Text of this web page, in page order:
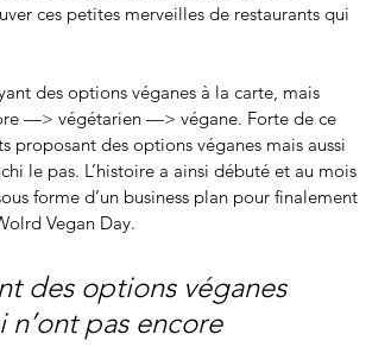
ces petites merveilles de restaurants qui
des options véganes à la carte, mais
—> végétarien —> végane. Forte de ce
proposant des options véganes mais aussi
le pas. L’histoire a ainsi débuté et au mois
forme d’un business plan pour finalement
Vegan Day.
des options véganes
pas encore